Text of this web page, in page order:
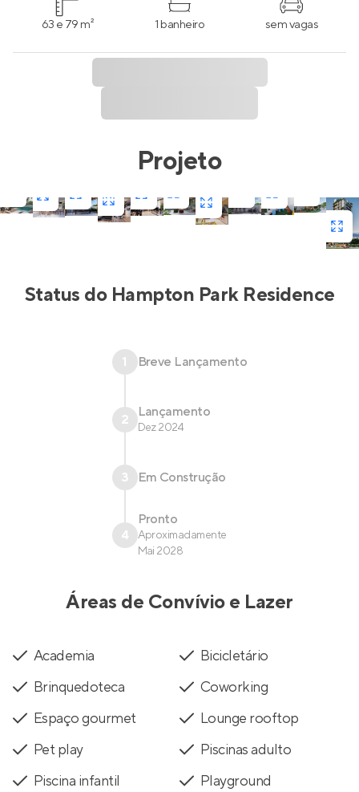
63 e 79 m² 1 banheiro sem vagas
Projeto
Status do Hampton Park Residence
1 Breve Lançamento
2 Lançamento
Dez 2024
3 Em Construção
4
Pronto
Aproximadamente
Mai 2028
Áreas de Convívio e Lazer
Academia
Bicicletário
Brinquedoteca
Coworking
Espaço gourmet
Lounge rooftop
Pet play
Piscinas adulto
Piscina infantil
Playground